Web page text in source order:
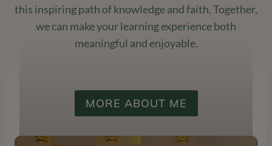
this inspiring path of knowledge and faith. Together,
we can make your learning experience both
meaningful and enjoyable.
MORE ABOUT ME